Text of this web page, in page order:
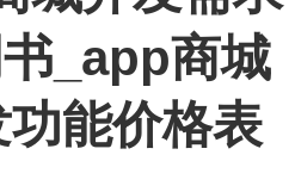
_app商城
功能价格表